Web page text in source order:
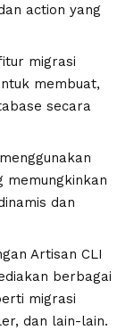
action yang
migrasi
membuat,
secara
memungkinkan
dan
Artisan CLI
berbagai
migrasi
dan lain-lain.